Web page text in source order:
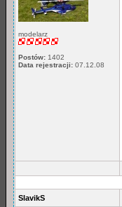
modelarz
Postów: 1402
Data rejestracji: 07.12.08
SlavikS